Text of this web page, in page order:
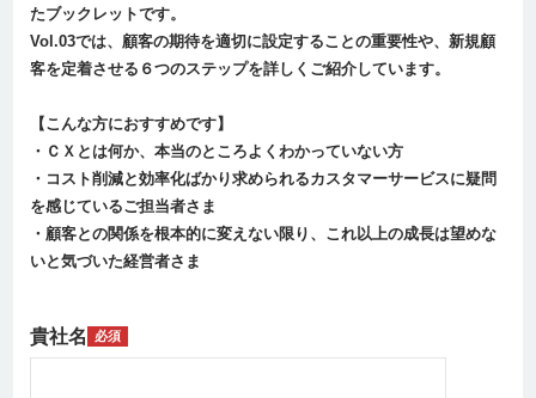
たブックレットです。
Vol.03では、顧客の期待を適切に設定することの重要性や、新規顧
客を定着させる６つのステップを詳しくご紹介しています。
【こんな方におすすめです】
・ＣＸとは何か、本当のところよくわかっていない方
・コスト削減と効率化ばかり求められるカスタマーサービスに疑問
を感じているご担当者さま
・顧客との関係を根本的に変えない限り、これ以上の成長は望めな
いと気づいた経営者さま
貴社名 必須